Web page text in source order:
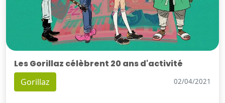
Les Gorillaz célèbrent 20 ans d'activité
Gorillaz 02/04/2021